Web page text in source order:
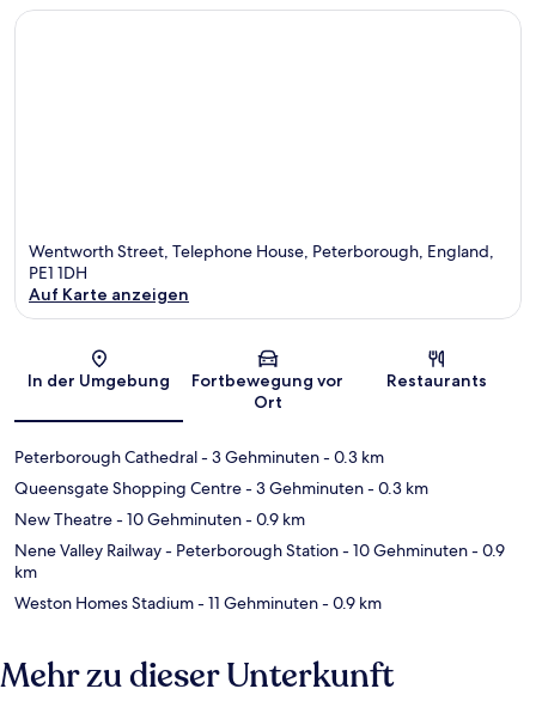
Wentworth Street, Telephone House, Peterborough, England,
PE1 1DH
Auf Karte anzeigen
In der Umgebung
Fortbewegung vor
Ort
Restaurants
Peterborough Cathedral- 3 Gehminuten- 0.3 km
Queensgate Shopping Centre- 3 Gehminuten- 0.3 km
New Theatre- 10 Gehminuten- 0.9 km
Nene Valley Railway - Peterborough Station- 10 Gehminuten- 0.9
km
Weston Homes Stadium- 11 Gehminuten- 0.9 km
Mehr zu dieser Unterkunft